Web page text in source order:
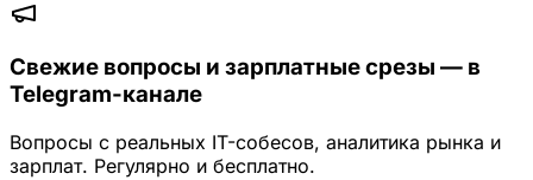
Свежие вопросы и зарплатные срезы — в
Telegram-канале
Вопросы с реальных IT-собесов, аналитика рынка и
зарплат. Регулярно и бесплатно.